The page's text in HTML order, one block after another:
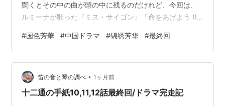
聞くとその中の曲が頭の中に残るのだけれど、今回は、
ルミーナが歌った『ミス・サイゴン』「命をあげよう (I'd
のだけれど、『ミス･サイゴン』の物語自体はモヤるんよ
ね。ある意味、秦勝意的でもある……。 ５３話感想 ５４
話感想 ５５話感想 ５５話最終回感想 ドラマ完走記
#国色芳華 #中国ドラマ #锦绣芳华 #最終回
笛の音と琴の調べ • 1ヶ月前
十二通の手紙10,11,12話最終回/ドラマ完走記